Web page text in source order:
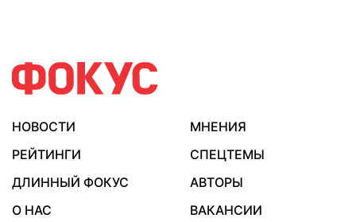
НОВОСТИ
МНЕНИЯ
РЕЙТИНГИ
СПЕЦТЕМЫ
ДЛИННЫЙ ФОКУС
АВТОРЫ
О НАС
ВАКАНСИИ